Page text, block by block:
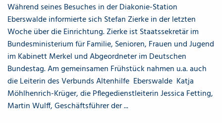
Während seines Besuches in der Diakonie-Station
Eberswalde informierte sich Stefan Zierke in der letzten
Woche über die Einrichtung. Zierke ist Staatssekretär im
Bundesministerium für Familie, Senioren, Frauen und Jugend
im Kabinett Merkel und Abgeordneter im Deutschen
Bundestag. Am gemeinsamen Frühstück nahmen u.a. auch
die Leiterin des Verbunds Altenhilfe Eberswalde Katja
Möhlhenrich-Krüger, die Pflegedienstleiterin Jessica Fetting,
Martin Wulff, Geschäftsführer der ...